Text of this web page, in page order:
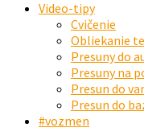
Video-tipy
Cvičenie
Obliekanie
Presuny do
Presuny na
Presun do
Presun do
#vozmen